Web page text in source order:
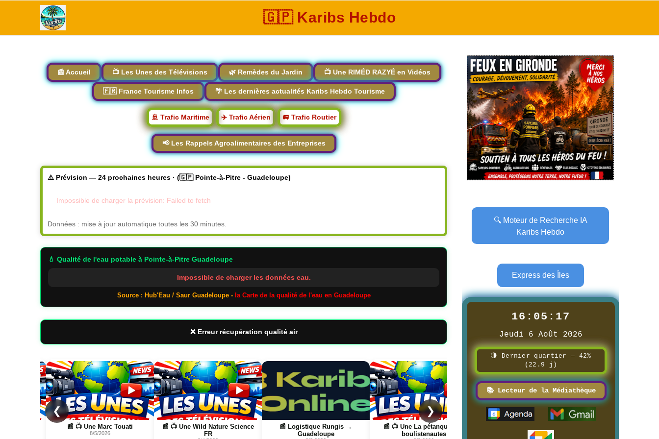
🇬🇵 Karibs Hebdo
📰 Accueil 📺 Les Unes des Télévisions 🌿 Remèdes du Jardin 📺 Une RIMÉD RAZYÉ en Vidéos
🇫🇷 France Tourisme Infos 🌴 Les dernières actualités Karibs Hebdo Tourisme
🚢 Trafic Maritime ✈️ Trafic Aérien 🚐 Trafic Routier
📢 Les Rappels Agroalimentaires des Entreprises
⚠️ Prévision — 24 prochaines heures · (🇬🇵 Pointe-à-Pitre - Guadeloupe)
Impossible de charger la prévision: Failed to fetch
Données : mise à jour automatique toutes les 30 minutes.
💧 Qualité de l'eau potable à Pointe-à-Pitre Guadeloupe
Impossible de charger les données eau.
Source : Hub'Eau / Saur Guadeloupe - la Carte de la qualité de l'eau en Guadeloupe
❌ Erreur récupération qualité air
❮
Page
📰 📺 Une Wild Nature Science
FR
Page
📰 Logistique Rungis →
Guadeloupe
Page
📰 📺 Une La pétanque des
boulistenautes
Page
📰 📺 Une Réunion la 1ère
8/3/2026 8/3/2026
❯
🔍 Moteur de Recherche IA
Karibs Hebdo
Express des Îles
16:05:18
Jeudi 6 Août 2026
🌗 Dernier quartier — 42%
(22.9 j)
📚 Lecteur de la Médiathèque